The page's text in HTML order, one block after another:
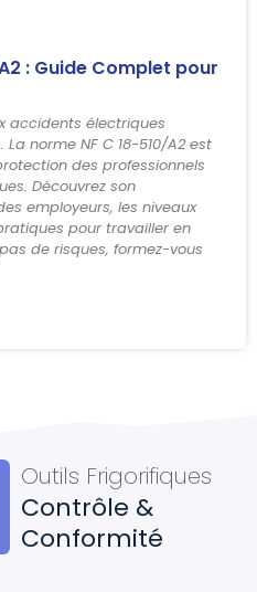
: Guide Complet pour
accidents électriques
norme NF C 18-510/A2 est
des professionnels
Découvrez son
employeurs, les niveaux
pour travailler en
de risques, formez-vous
Outils Frigorifiques
Contrôle &
Conformité